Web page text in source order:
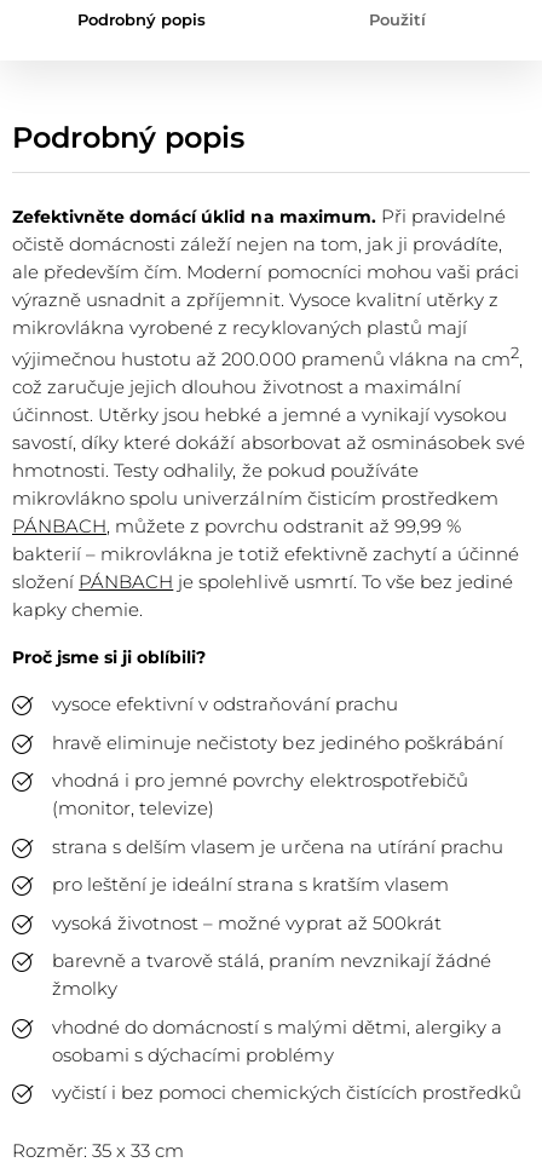
Podrobný popis Použití
Podrobný popis
Zefektivněte domácí úklid na maximum.Při pravidelné
očistě domácnosti záleží nejen na tom, jak ji provádíte,
ale především čím. Moderní pomocníci mohou vaši práci
výrazně usnadnit a zpříjemnit. Vysoce kvalitní utěrky z
mikrovlákna vyrobené z recyklovaných plastů mají
výjimečnou hustotu až 200.000 pramenů vlákna na cm2,
což zaručuje jejich dlouhou životnost a maximální
účinnost. Utěrky jsou hebké a jemné a vynikají vysokou
savostí, díky které dokáží absorbovat až osminásobek své
hmotnosti. Testy odhalily, že pokud používáte
mikrovlákno spolu univerzálním čisticím prostředkem
PÁNBACH, můžete z povrchu odstranit až 99,99 %
bakterií – mikrovlákna je totiž efektivně zachytí a účinné
složení PÁNBACH je spolehlivě usmrtí. To vše bez jediné
kapky chemie.
Proč jsme si ji oblíbili?
vysoce efektivní v odstraňování prachu
hravě eliminuje nečistoty bez jediného poškrábání
vhodná i pro jemné povrchy elektrospotřebičů
(monitor, televize)
strana s delším vlasem je určena na utírání prachu
pro leštění je ideální strana s kratším vlasem
vysoká životnost – možné vyprat až 500krát
barevně a tvarově stálá, praním nevznikají žádné
žmolky
vhodné do domácností s malými dětmi, alergiky a
osobami s dýchacími problémy
vyčistí i bez pomoci chemických čistících prostředků
Rozměr: 35 x 33 cm